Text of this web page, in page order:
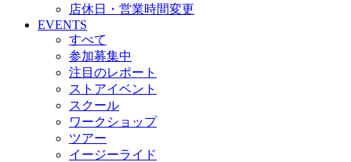
店休日・営業時間変更
EVENTS
すべて
参加募集中
注目のレポート
ストアイベント
スクール
ワークショップ
ツアー
イージーライド